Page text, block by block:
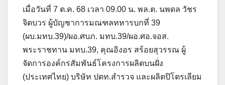
เมื่อวันที่ 7 ต.ค. 68 เวลา 09.00 น. พล.ต. นพดล วัชร
จิตบวร ผู้บัญชาการมณฑลทหารบกที่ 39
(ผบ.มทบ.39)/ผอ.ศบภ. มทบ.39/ผอ.ศอ.จอส.
พระราชทาน มทบ.39, คุณอิงอร สร้อยสุวรรณ ผู้
จัดการองค์กรสัมพันธ์โครงการผลิตบนฝั่ง
(ประเทศไทย) บริษัท ปตท.สำรวจ และผลิตปิโตรเลียม